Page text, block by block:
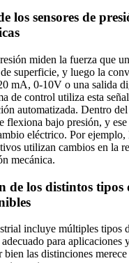
los sensores de
miden la fuerza que
superficie, y luego la
mA, 0-10V o una salida
de control utiliza esta
automatizada. Dentro
flexiona bajo presión, y
eléctrico. Por ejemplo,
utilizan cambios en la
mecánica.
de los distintos tipos
incluye múltiples tipos
para aplicaciones
bien las distinciones